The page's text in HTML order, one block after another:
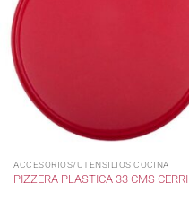
ACCESORIOS/UTENSILIOS COCINA
PIZZERA PLASTICA 33 CMS CERRI